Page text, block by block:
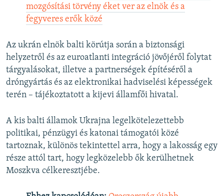
mozgósítási törvény éket ver az elnök és a
fegyveres erők közé
Az ukrán elnök balti körútja során a biztonsági
helyzetről és az euroatlanti integráció jövőjéről folytat
tárgyalásokat, illetve a partnerségek építéséről a
dróngyártás és az elektronikai hadviselési képességek
terén – tájékoztatott a kijevi államfői hivatal.
A kis balti államok Ukrajna legelkötelezettebb
politikai, pénzügyi és katonai támogatói közé
tartoznak, különös tekintettel arra, hogy a lakosság egy
része attól tart, hogy legközelebb ők kerülhetnek
Moszkva célkeresztjébe.